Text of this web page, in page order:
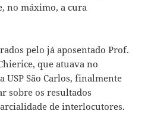
no máximo, a cura
pelo já aposentado Prof.
que atuava no
USP São Carlos, finalmente
sobre os resultados
de interlocutores.